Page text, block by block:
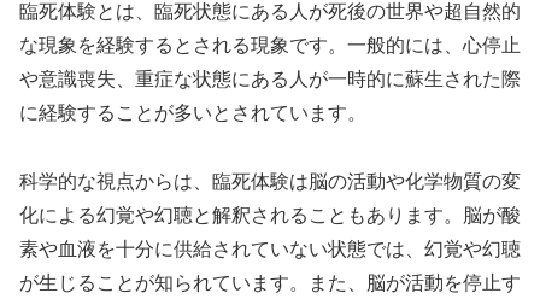
臨死体験とは、臨死状態にある人が死後の世界や超自然的
な現象を経験するとされる現象です。一般的には、心停止
や意識喪失、重症な状態にある人が一時的に蘇生された際
に経験することが多いとされています。
科学的な視点からは、臨死体験は脳の活動や化学物質の変
化による幻覚や幻聴と解釈されることもあります。脳が酸
素や血液を十分に供給されていない状態では、幻覚や幻聴
が生じることが知られています。また、脳が活動を停止す